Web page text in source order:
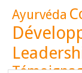
Ayurvéda